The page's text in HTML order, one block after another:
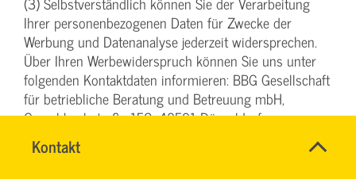
Kontakt
TEAM
Name*
Ihrer personenbezogenen Daten für Zwecke der
Werbung und Datenanalyse jederzeit widersprechen.
Über Ihren Werbewiderspruch können Sie uns unter
folgenden Kontaktdaten informieren: BBG Gesellschaft
für betriebliche Beratung und Betreuung mbH,
Oerschbachstraße 152, 40591 Düsseldorf,
datenschutz@bbg-svg.de.